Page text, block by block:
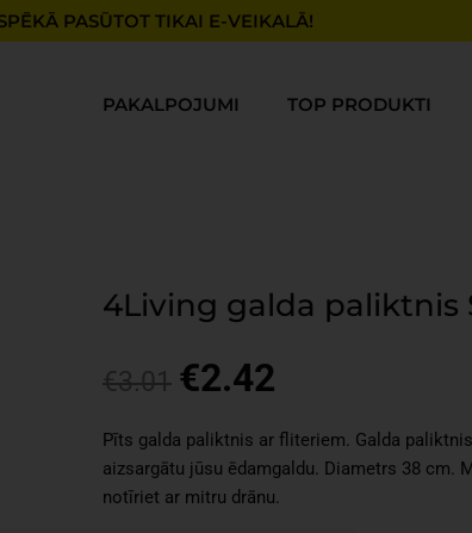
PASŪTOT TIKAI E-VEIKALĀ!
PAKALPOJUMI TOP PRODUKTI
4Living galda paliktnis
€3.01 Original
was:
€3.01.
€2.42
is:
€2.42.
Pīts galda paliktnis ar fliteriem. Galda
aizsargātu jūsu ēdamgaldu. Diametrs 38 cm.
notīriet ar mitru drānu.